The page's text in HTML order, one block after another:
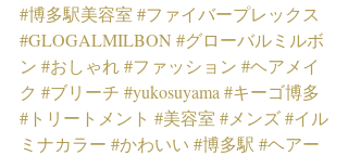
#博多駅美容室 #ファイバープレックス
#GLOGALMILBON #グローバルミルボ
ン #おしゃれ#ファッション #ヘアメイ
ク #ブリーチ #yukosuyama #キーゴ博多
#トリートメント #美容室 #メンズ#イル
ミナカラー #かわいい #博多駅 #ヘアー